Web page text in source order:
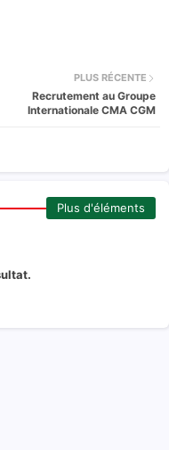
PLUS RÉCENTE
Recrutement au Groupe
Internationale CMA CGM
Plus d'éléments